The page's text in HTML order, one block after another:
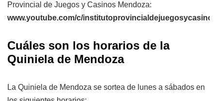
Provincial de Juegos y Casinos Mendoza:
www.youtube.com/c/
Cuáles son los horarios de la
Quiniela de Mendoza
La Quiniela de Mendoza se sortea de lunes a sábados en